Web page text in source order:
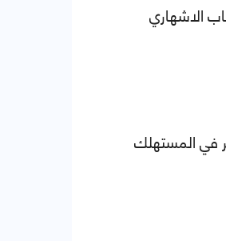
الاشهاري
في المستهلك